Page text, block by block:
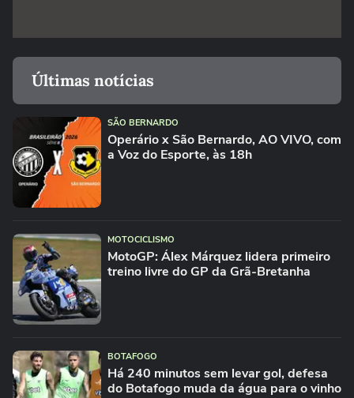
Últimas notícias
SÃO BERNARDO
Operário x São Bernardo, AO VIVO, com
a Voz do Esporte, às 18h
MOTOCICLISMO
MotoGP: Álex Márquez lidera primeiro
treino livre do GP da Grã-Bretanha
BOTAFOGO
Há 240 minutos sem levar gol, defesa
do Botafogo muda da água para o vinho